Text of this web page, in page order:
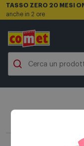
TASSO ZERO 20 MESI
anche in 2 ore